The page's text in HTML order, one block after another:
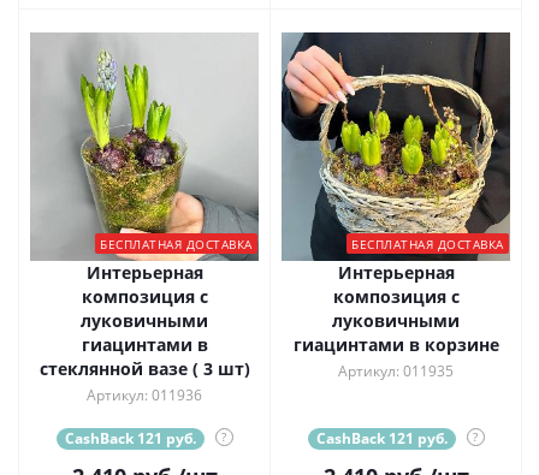
БЕСПЛАТНАЯ ДОСТАВКА
Интерьерная
композиция с
луковичными
гиацинтами в
стеклянной вазе ( 3 шт)
Артикул: 011936
CashBack 121 руб. ?
БЕСПЛАТНАЯ ДОСТАВКА
Интерьерная
композиция с
луковичными
гиацинтами в корзине
Артикул: 011935
CashBack 121 руб. ?